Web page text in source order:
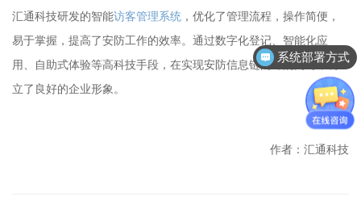
汇通科技研发的智能访客管理系统 ，优化了管理流程，操作简便，
易于掌握，提高了安防工作的效率。通过数字化登记、智能化应
用、自助式体验等高科技手段，在实现安防信息链闭环的同时，树
立了良好的企业形象。
作者：汇通科技
系统部署方式